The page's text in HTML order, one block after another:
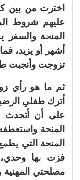
اخترت من بين
عليهم شروط
المنحة والسفر
أشهر أو يزيد،
تزوجت وأنجبت
ثم ما هو رأي
أترك طفلي
على أن أتحدث
المنحة
المنحة التي
فزت بها
مصلحتي